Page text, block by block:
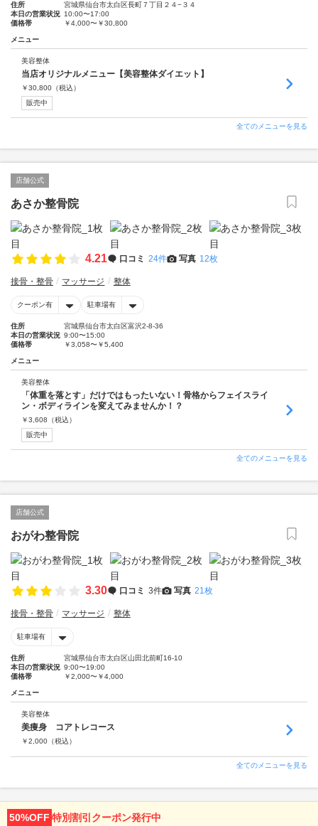
住所
宮城県仙台市太白区長町７丁目２４−３４
本日の営業状況 10:00〜17:00
価格帯
￥4,000〜￥30,800
メニュー
美容整体
当店オリジナルメニュー【美容整体ダイエット】
￥30,800 （税込）
販売中
全てのメニューを見る
店舗公式
あさか整骨院
4.21 口コミ 24件 写真 12枚
接骨・整骨 マッサージ 整体
クーポン有 駐車場有
住所
宮城県仙台市太白区富沢2-8-36
本日の営業状況 9:00〜15:00
価格帯
￥3,058〜￥5,400
メニュー
美容整体
「体重を落とす」だけではもったいない！骨格からフェイスライ
ン・ボディラインを変えてみませんか！？
￥3,608 （税込）
販売中
全てのメニューを見る
店舗公式
おがわ整骨院
3.30 口コミ 3件 写真 21枚
接骨・整骨 マッサージ 整体
駐車場有
住所
宮城県仙台市太白区山田北前町16-10
本日の営業状況 9:00〜19:00
価格帯
￥2,000〜￥4,000
メニュー
美容整体
美痩身 コアトレコース
￥2,000 （税込）
全てのメニューを見る
50%OFF 特別割引クーポン発行中